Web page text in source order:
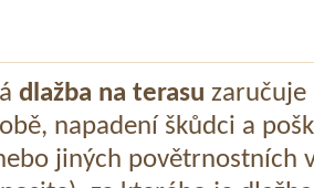
dlažba na terasu zaručuje
napadení škůdci a
jiných povětrnostních